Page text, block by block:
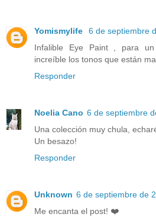
Yomismylife
6 de septiembre
Infalible Eye Paint , para
increíble los tonos que están
Responder
Noelia Cano 6 de septiembre
Una colección muy chula,
Un besazo!
Responder
Unknown 6 de septiembre de
Me encanta el post! ❤️